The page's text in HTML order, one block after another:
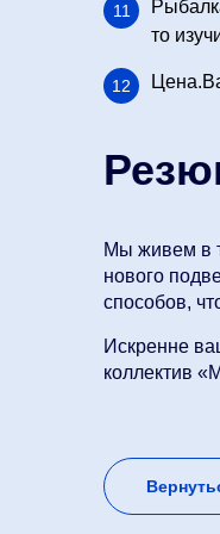
то
Мы живем в
нового
способов,
Искренне
коллектив